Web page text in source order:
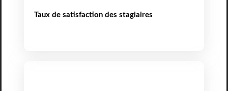
Taux de satisfaction des stagiaires